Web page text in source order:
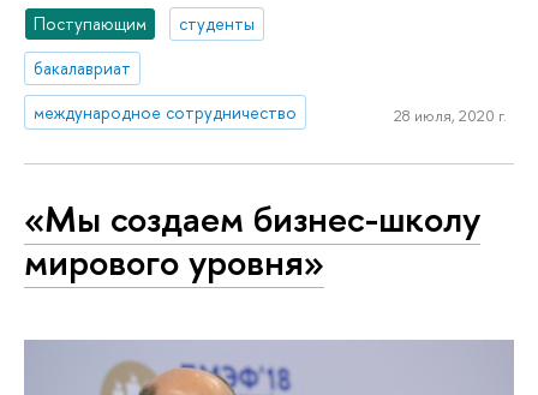
Поступающим
студенты
бакалавриат
международное сотрудничество
28 июля, 2020 г.
«Мы создаем бизнес-школу
мирового уровня»